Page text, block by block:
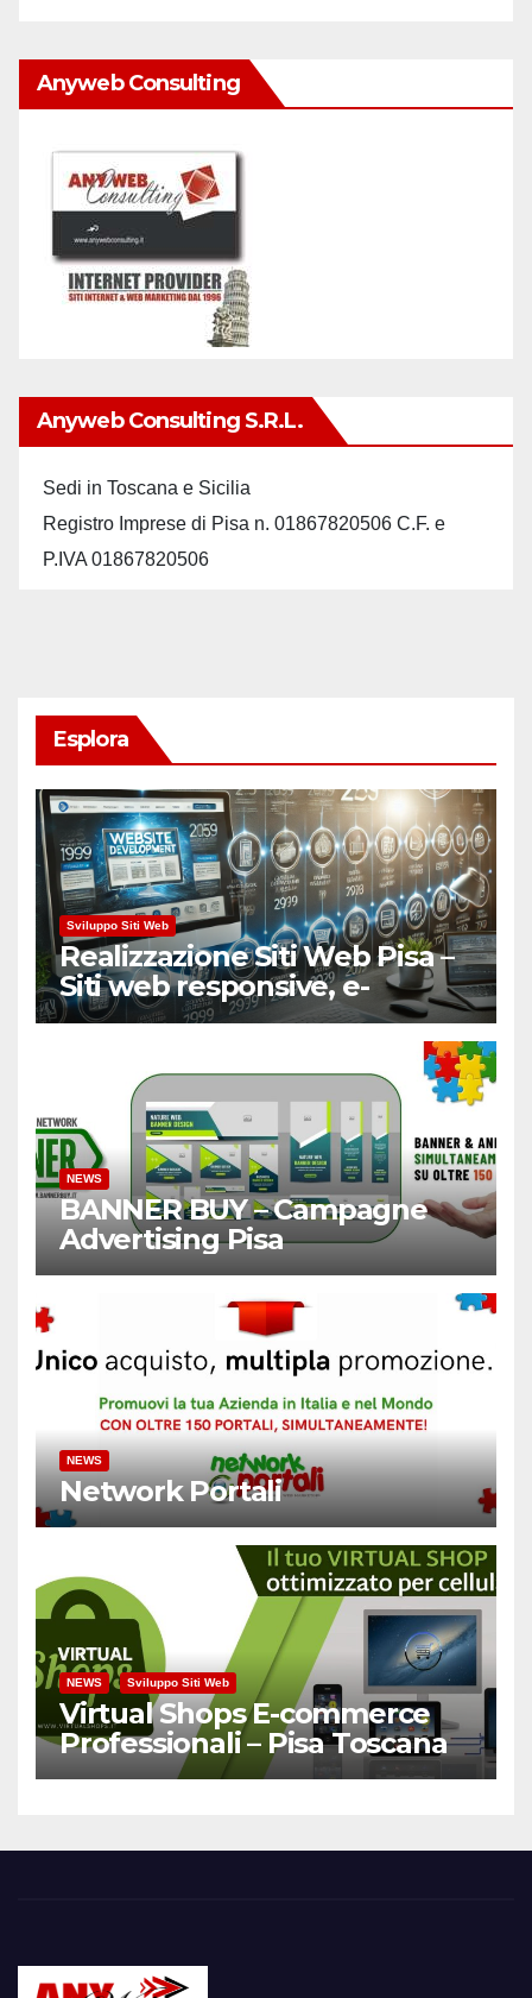
Anyweb Consulting
Anyweb Consulting S.r.L.
Sedi in Toscana e Sicilia
Registro Imprese di Pisa n. 01867820506 C.F. e
P.IVA 01867820506
Esplora
Sviluppo Siti Web
Realizzazione Siti Web Pisa –
Siti web responsive, e-
Commerce
NEWS
BANNER BUY – Campagne
Advertising Pisa
NEWS
Network Portali
NEWS Sviluppo Siti Web
Virtual Shops E-commerce
Professionali – Pisa Toscana